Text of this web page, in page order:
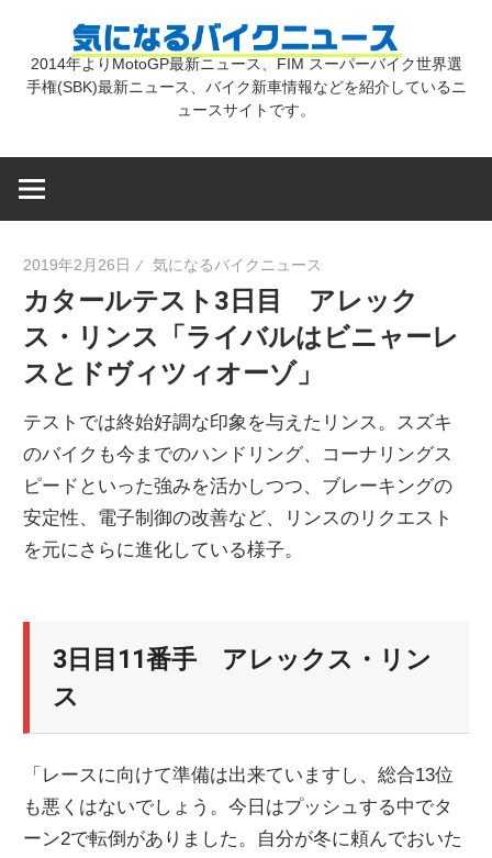
気
バ
ク
ニ
ー
ス
2014年よりMotoGP最新ニュース、FIM スーパーバイク世界選
手権(SBK)最新ニュース、バイク新車情報などを紹介しているニ
ュースサイトです。
2019年2月26日 気になるバイクニュース
カタールテスト3日目 アレック
ス・リンス「ライバルはビニャーレ
スとドヴィツィオーゾ」
テストでは終始好調な印象を与えたリンス。スズキ
のバイクも今までのハンドリング、コーナリングス
ピードといった強みを活かしつつ、ブレーキングの
安定性、電子制御の改善など、リンスのリクエスト
を元にさらに進化している様子。
3日目11番手 アレックス・リン
ス
「レースに向けて準備は出来ていますし、総合13位
も悪くはないでしょう。今日はプッシュする中でタ
ーン2で転倒がありました。自分が冬に頼んでおいた